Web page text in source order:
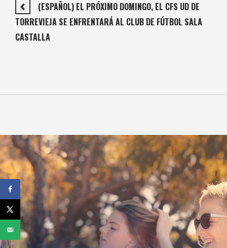
(ESPAÑOL) EL PRÓXIMO DOMINGO, EL CFS UD DE
TORREVIEJA SE ENFRENTARÁ AL CLUB DE FÚTBOL SALA
CASTALLA